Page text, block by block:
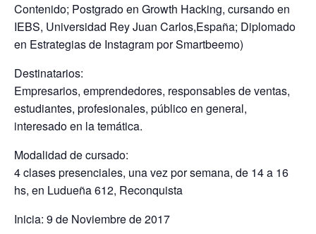
Contenido; Postgrado en Growth Hacking, cursando en
IEBS, Universidad Rey Juan Carlos,España; Diplomado
en Estrategias de Instagram por Smartbeemo)
Destinatarios:
Empresarios, emprendedores, responsables de ventas,
estudiantes, profesionales, público en general,
interesado en la temática.
Modalidad de cursado:
4 clases presenciales, una vez por semana, de 14 a 16
hs, en Ludueña 612, Reconquista
Inicia: 9 de Noviembre de 2017